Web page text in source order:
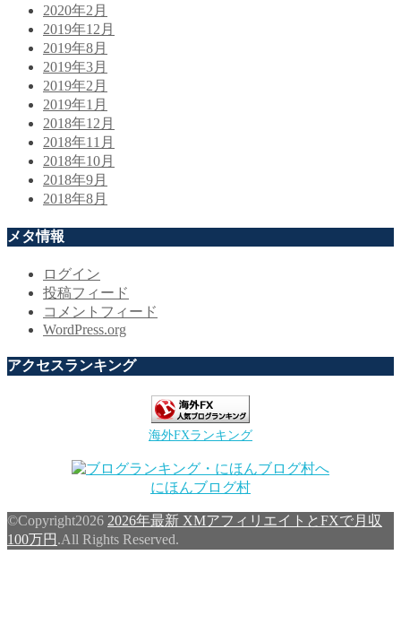
2020年2月
2019年12月
2019年8月
2019年3月
2019年2月
2019年1月
2018年12月
2018年11月
2018年10月
2018年9月
2018年8月
メタ情報
ログイン
投稿フィード
コメントフィード
WordPress.org
アクセスランキング
海外FXランキング
にほんブログ村
©Copyright2026 2026年最新 XMアフィリエイトとFXで月収
100万円 .All Rights Reserved.